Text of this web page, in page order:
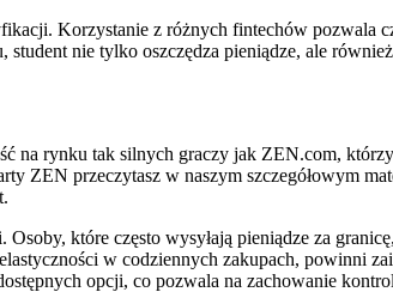
Korzystanie z różnych fintechów pozwala
nie tylko oszczędza pieniądze, ale
na rynku tak silnych graczy jak ZEN.com,
ZEN przeczytasz w naszym szczegółowym
które często wysyłają pieniądze za
w codziennych zakupach, powinni
opcji, co pozwala na zachowanie